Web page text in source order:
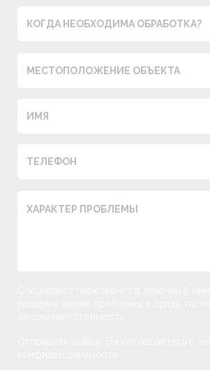
КОГДА НЕОБХОДИМА ОБРАБОТКА?